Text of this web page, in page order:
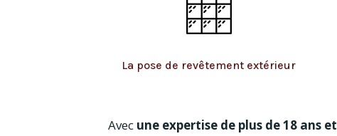
La pose de revêtement extérieur
Avec une expertise de plus de 18 ans